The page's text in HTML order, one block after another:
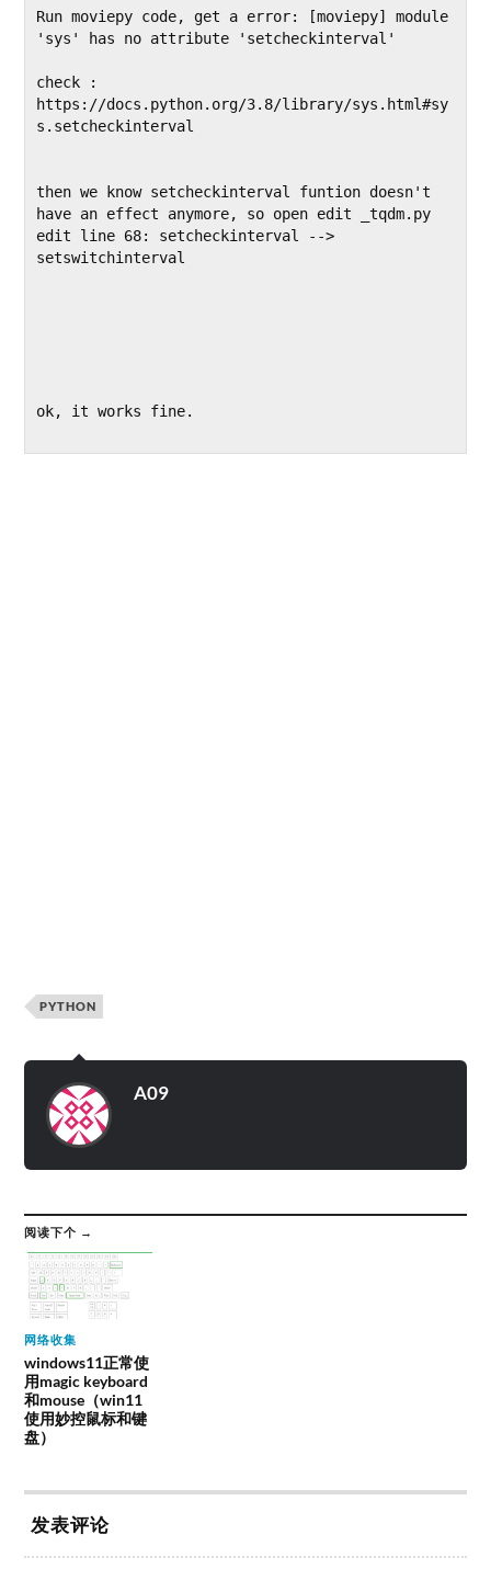
Run moviepy code, get a error: [moviepy] module
'sys' has no attribute 'setcheckinterval'
check :
https://docs.python.org/3.8/library/sys.html#sy
then we know setcheckinterval funtion doesn't
have an effect anymore, so open edit _tqdm.py
edit line 68: setcheckinterval -->
setswitchinterval
ok, it works fine.
PYTHON
A09
阅读下个 →
网络收集
windows11正常使
用magic keyboard
和mouse（win11
使用妙控鼠标和键
盘）
发表评论